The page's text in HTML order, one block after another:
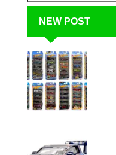
NEW POST